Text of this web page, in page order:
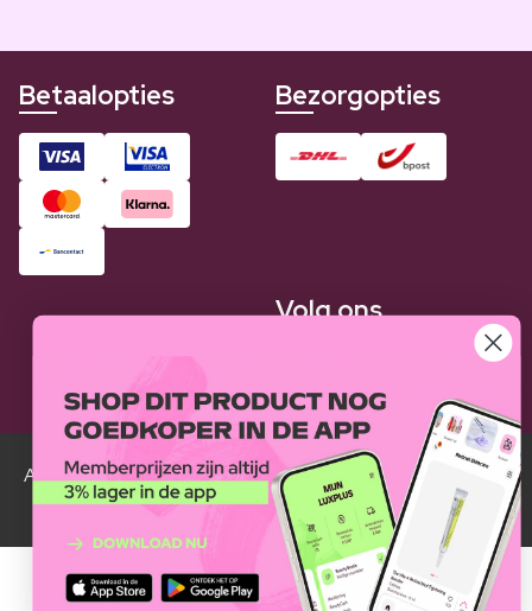
Betaalopties Bezorgopties
Volg ons
Alle Luxplus ledenprijzen zijn weergegeven in vergelijking
met de normale prijzen.